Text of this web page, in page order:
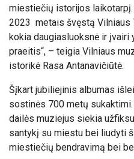
miestiečių istorijos
2023 metais švęstą Vilniaus
kokia daugiasluoksnė ir įvairi
praeitis“, – teigia Vilniaus
istorikė Rasa Antanavičiūtė.
Šįkart jubiliejinis albumas
sostinės 700 metų
dailės muziejus siekia
santykį su miestu bei liudyti
miestiečių bendravimą bei